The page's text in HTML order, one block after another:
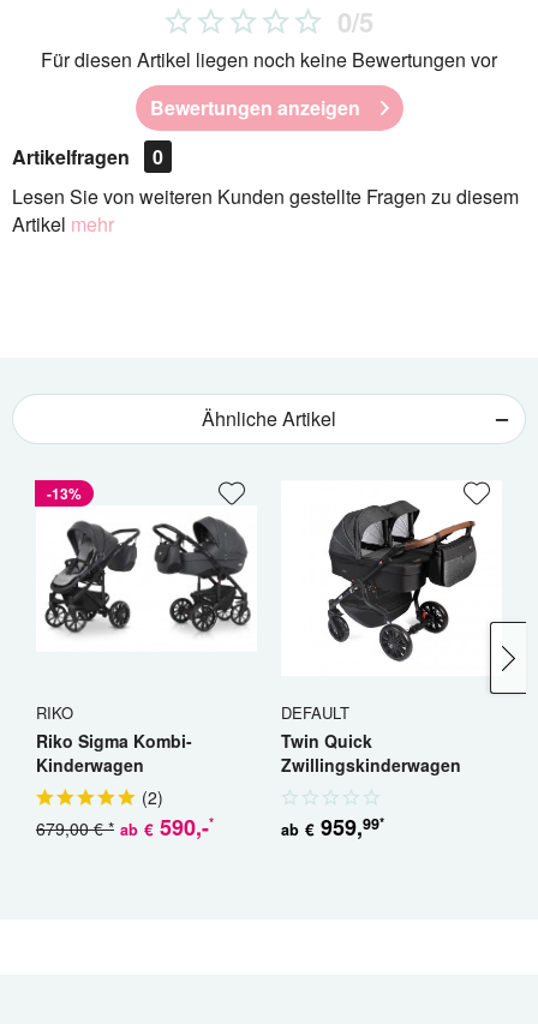
0/5
Für diesen Artikel liegen noch keine Bewertungen vor
Bewertungen anzeigen
Artikelfragen
0
Lesen Sie von weiteren Kunden gestellte Fragen zu diesem
Artikel mehr
Ähnliche Artikel
-13%
RIKO
Riko Sigma Kombi-
Kinderwagen
(2)
ab € 590,-*
679,00 € *
DEFAULT
Twin Quick
Zwillingskinderwagen
Geschwisterwagen
ab € 959,99*